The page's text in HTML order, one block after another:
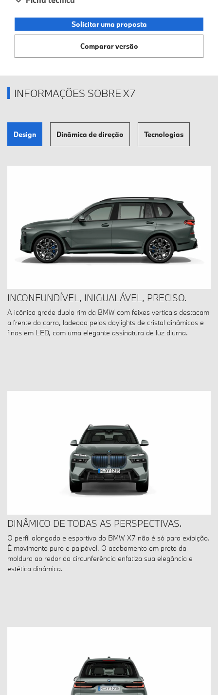
Solicitar uma proposta
Comparar versão
INFORMAÇÕES SOBRE X7
Design Dinâmica de direção Tecnologias
INCONFUNDÍVEL, INIGUALÁVEL, PRECISO.
A icônica grade duplo rim da BMW com feixes verticais destacam
a frente do carro, ladeada pelos daylights de cristal dinâmicos e
finos em LED, com uma elegante assinatura de luz diurna.
DINÂMICO DE TODAS AS PERSPECTIVAS.
O perfil alongado e esportivo do BMW X7 não é só para exibição.
É movimento puro e palpável. O acabamento em preto da
moldura ao redor da circunferência enfatiza sua elegância e
estética dinâmica.